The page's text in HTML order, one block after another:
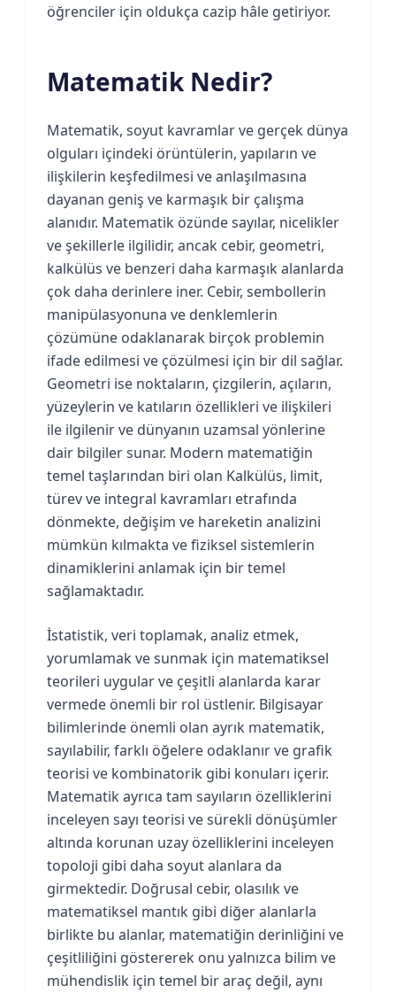
öğrenciler için oldukça cazip hâle getiriyor.
Matematik Nedir?
Matematik, soyut kavramlar ve gerçek dünya
olguları içindeki örüntülerin, yapıların ve
ilişkilerin keşfedilmesi ve anlaşılmasına
dayanan geniş ve karmaşık bir çalışma
alanıdır. Matematik özünde sayılar, nicelikler
ve şekillerle ilgilidir, ancak cebir, geometri,
kalkülüs ve benzeri daha karmaşık alanlarda
çok daha derinlere iner. Cebir, sembollerin
manipülasyonuna ve denklemlerin
çözümüne odaklanarak birçok problemin
ifade edilmesi ve çözülmesi için bir dil sağlar.
Geometri ise noktaların, çizgilerin, açıların,
yüzeylerin ve katıların özellikleri ve ilişkileri
ile ilgilenir ve dünyanın uzamsal yönlerine
dair bilgiler sunar. Modern matematiğin
temel taşlarından biri olan Kalkülüs, limit,
türev ve integral kavramları etrafında
dönmekte, değişim ve hareketin analizini
mümkün kılmakta ve fiziksel sistemlerin
dinamiklerini anlamak için bir temel
sağlamaktadır.
İstatistik, veri toplamak, analiz etmek,
yorumlamak ve sunmak için matematiksel
teorileri uygular ve çeşitli alanlarda karar
vermede önemli bir rol üstlenir. Bilgisayar
bilimlerinde önemli olan ayrık matematik,
sayılabilir, farklı öğelere odaklanır ve grafik
teorisi ve kombinatorik gibi konuları içerir.
Matematik ayrıca tam sayıların özelliklerini
inceleyen sayı teorisi ve sürekli dönüşümler
altında korunan uzay özelliklerini inceleyen
topoloji gibi daha soyut alanlara da
girmektedir. Doğrusal cebir, olasılık ve
matematiksel mantık gibi diğer alanlarla
birlikte bu alanlar, matematiğin derinliğini ve
çeşitliliğini göstererek onu yalnızca bilim ve
mühendislik için temel bir araç değil, aynı